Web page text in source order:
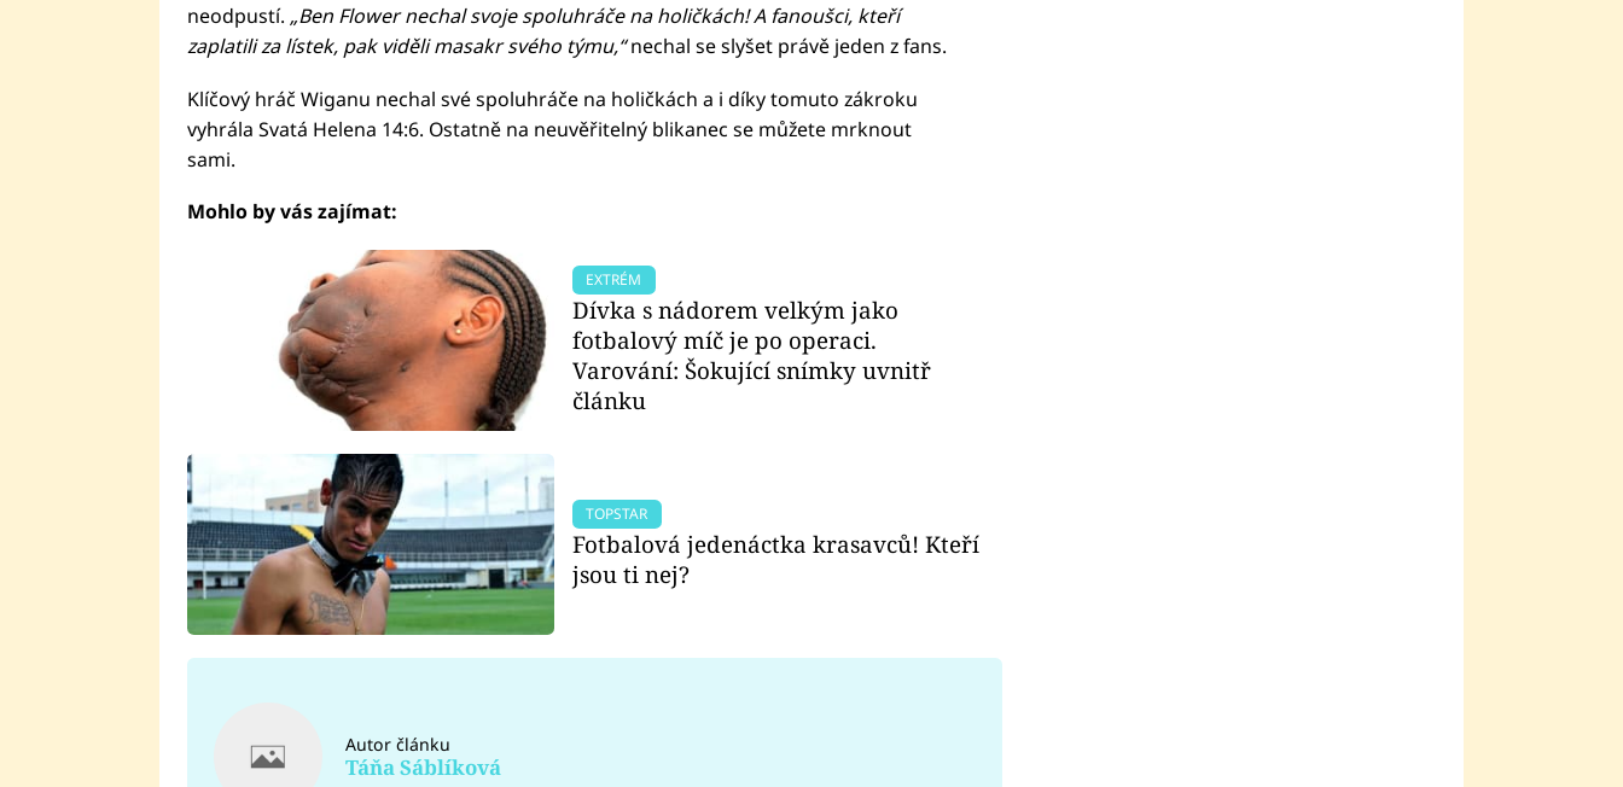
neodpustí. „Ben Flower nechal svoje spoluhráče na holičkách! A fanoušci, kteří
zaplatili za lístek, pak viděli masakr svého týmu,“nechal se slyšet právě jeden z fans.
Klíčový hráč Wiganu nechal své spoluhráče na holičkách a i díky tomuto zákroku
vyhrála Svatá Helena 14:6. Ostatně na neuvěřitelný blikanec se můžete mrknout
sami.
Mohlo by vás zajímat:
EXTRÉM
Dívka s nádorem velkým jako
fotbalový míč je po operaci.
Varování: Šokující snímky uvnitř
článku
TOPSTAR
Fotbalová jedenáctka krasavců! Kteří
jsou ti nej?
Autor článku
Táňa Sáblíková